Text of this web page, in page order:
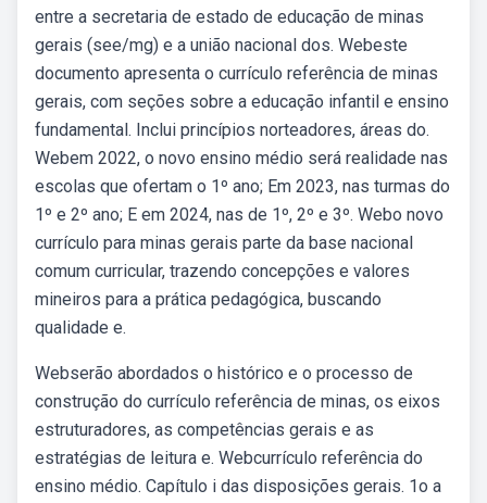
entre a secretaria de estado de educação de minas
gerais (see/mg) e a união nacional dos. Webeste
documento apresenta o currículo referência de minas
gerais, com seções sobre a educação infantil e ensino
fundamental. Inclui princípios norteadores, áreas do.
Webem 2022, o novo ensino médio será realidade nas
escolas que ofertam o 1º ano; Em 2023, nas turmas do
1º e 2º ano; E em 2024, nas de 1º, 2º e 3º. Webo novo
currículo para minas gerais parte da base nacional
comum curricular, trazendo concepções e valores
mineiros para a prática pedagógica, buscando
qualidade e.
Webserão abordados o histórico e o processo de
construção do currículo referência de minas, os eixos
estruturadores, as competências gerais e as
estratégias de leitura e. Webcurrículo referência do
ensino médio. Capítulo i das disposições gerais. 1o a